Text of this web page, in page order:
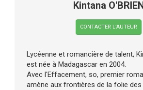
Kintana
CONTACTER L’AUTEUR
Lycéenne et romancière de talent,
est née à Madagascar en 2004.
Avec l'Effacement, so, premier
amène aux frontières de la folie